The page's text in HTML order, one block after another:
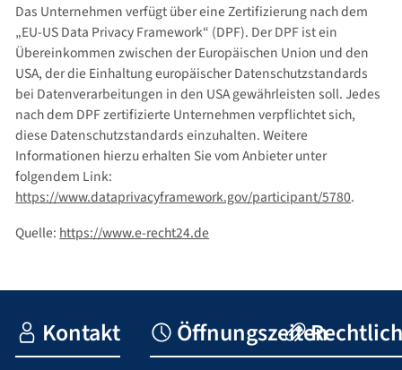
Das Unternehmen verfügt über eine Zertifizierung nach dem
„EU-US Data Privacy Framework“ (DPF). Der DPF ist ein
Übereinkommen zwischen der Europäischen Union und den
USA, der die Einhaltung europäischer Datenschutzstandards
bei Datenverarbeitungen in den USA gewährleisten soll. Jedes
nach dem DPF zertifizierte Unternehmen verpflichtet sich,
diese Datenschutzstandards einzuhalten. Weitere
Informationen hierzu erhalten Sie vom Anbieter unter
folgendem Link:
https://www.dataprivacyframework.gov/participant/5780.
Quelle: https://www.e-recht24.de
Kontakt Öffnungszeiten